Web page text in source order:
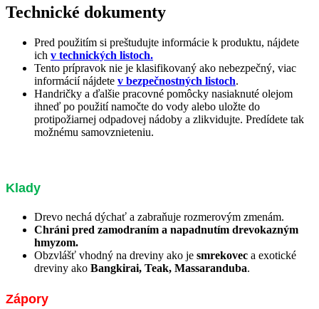
Technické dokumenty
Pred použitím si preštudujte informácie k produktu, nájdete
ich v technických listoch.
Tento prípravok nie je klasifikovaný ako nebezpečný, viac
informácií nájdete v bezpečnostných listoch.
Handričky a ďalšie pracovné pomôcky nasiaknuté olejom
ihneď po použití namočte do vody alebo uložte do
protipožiarnej odpadovej nádoby a zlikvidujte. Predídete tak
možnému samovznieteniu.
Klady
Drevo nechá dýchať a zabraňuje rozmerovým zmenám.
Chráni pred zamodraním a napadnutím drevokazným
hmyzom.
Obzvlášť vhodný na dreviny ako je smrekovec a exotické
dreviny ako Bangkirai, Teak, Massaranduba.
Zápory